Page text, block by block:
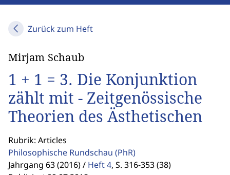
Zurück zum Heft
Mirjam Schaub
1 + 1 = 3. Die Konjunktion
zählt mit - Zeitgenössische
Theorien des Ästhetischen
Rubrik: Articles
Philosophische Rundschau (PhR)
Jahrgang 63 (2016) / Heft 4, S. 316-353 (38)